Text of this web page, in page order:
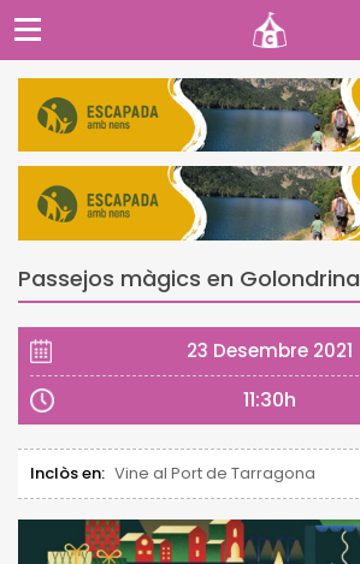
Passejos màgics en Golondrina
23 Desembre 2021
11:30h
Inclòs en: Vine al Port de Tarragona